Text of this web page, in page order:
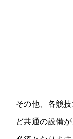
その他、各競
ど共通の設備